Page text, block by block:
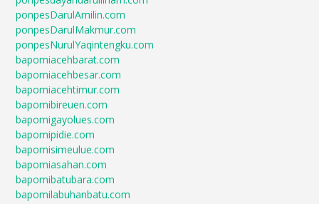
ponpesDarulAmilin.com
ponpesDarulMakmur.com
ponpesNurulYaqintengku.com
bapomiacehbarat.com
bapomiacehbesar.com
bapomiacehtimur.com
bapomibireuen.com
bapomigayolues.com
bapomipidie.com
bapomisimeulue.com
bapomiasahan.com
bapomibatubara.com
bapomilabuhanbatu.com